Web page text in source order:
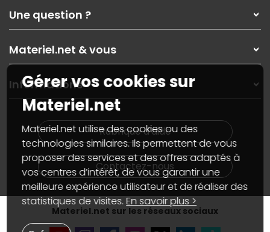
Nos services
Les magasins Materiel.net
Nos solutions pour les pros
Contactez-nous
Une question ?
Paiement, livraison
Garanties,Pack Zen
SAV, demander un retour
Informations
Guides d'achats et tutoriels
Materiel.net & vous
On répare votre PC portable
On rachète votre carte graphique
PC sur mesure : Votre RDV personnalisé
Notre démarche écologique
Materiel.net recrute
Notre programme d'affiliation
Partenariat & Sponsoring
Informations
Plan du site
Nos marques
Conditions générales de vente
Marketplace
Informations légales
Données personnellesetcookies
Gérer vos cookies
Accessibilité : non conforme
Rubrique d'aide
Contactez-nous
Materiel.net sur les réseaux sociaux
Gérer vos cookies sur
Materiel.net
Materiel.net utilise des cookies ou des
technologies similaires. Ils permettent de vous
proposer des services et des offres adaptés à
vos centres d’intérêt, de vous garantir une
meilleure expérience utilisateur et de réaliser des
statistiques de visites.En savoir plus >